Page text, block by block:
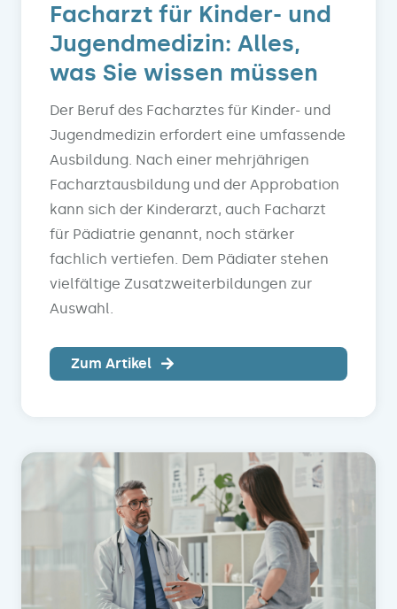
Facharzt für Kinder- und
Jugendmedizin: Alles,
was Sie wissen müssen
Der Beruf des Facharztes für Kinder- und
Jugendmedizin erfordert eine umfassende
Ausbildung. Nach einer mehrjährigen
Facharztausbildung und der Approbation
kann sich der Kinderarzt, auch Facharzt
für Pädiatrie genannt, noch stärker
fachlich vertiefen. Dem Pädiater stehen
vielfältige Zusatzweiterbildungen zur
Auswahl.
Zum Artikel